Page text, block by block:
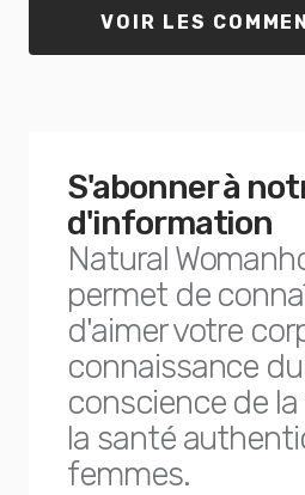
VOIR LES
S'abonner à
d'information
Natural
permet de
d'aimer votre
connaissance
conscience de
la santé
femmes.